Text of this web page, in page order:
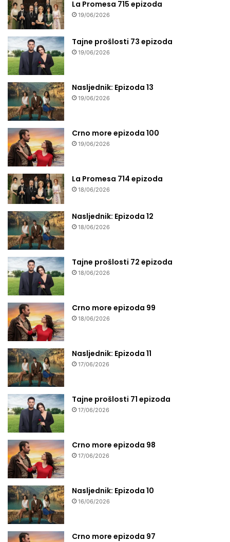
La Promesa 715 epizoda
19/06/2026
Tajne prošlosti 73 epizoda
19/06/2026
Nasljednik: Epizoda 13
19/06/2026
Crno more epizoda 100
19/06/2026
La Promesa 714 epizoda
18/06/2026
Nasljednik: Epizoda 12
18/06/2026
Tajne prošlosti 72 epizoda
18/06/2026
Crno more epizoda 99
18/06/2026
Nasljednik: Epizoda 11
17/06/2026
Tajne prošlosti 71 epizoda
17/06/2026
Crno more epizoda 98
17/06/2026
Nasljednik: Epizoda 10
16/06/2026
Crno more epizoda 97